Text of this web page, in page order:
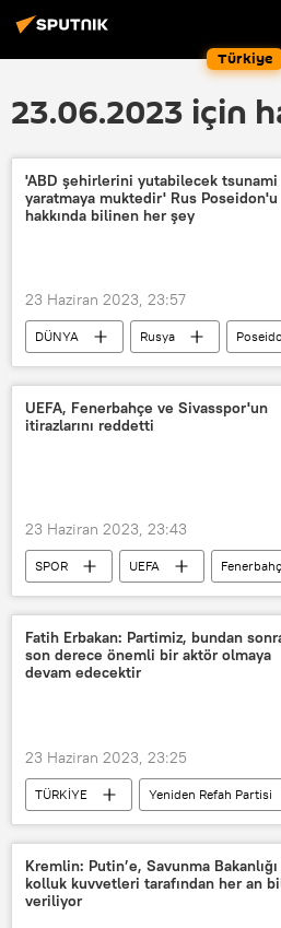
Türkiye
23.06.2023 için
'ABD şehirlerini yutabilecek tsunami
yaratmaya muktedir' Rus Poseidon'u
hakkında bilinen her şey
23 Haziran 2023, 23:57
DÜNYA Rusya
Poseidon insansız denizaltı aracı
Nükleer
Torpido
Project 09852 (Belgorod)
Tsunami
stratejik
Rusya Savunma Bakanlığı
kıyamet günü
Kıyamet Günü
UEFA, Fenerbahçe ve Sivasspor'un
itirazlarını reddetti
23 Haziran 2023, 23:43
SPOR UEFA
Sivasspor
Fatih Erbakan: Partimiz, bundan
son derece önemli bir aktör olmaya
devam edecektir
23 Haziran 2023, 23:25
TÜRKİYE
Yeniden Refah Partisi
Fatih Erbakan
Kremlin: Putin’e, Savunma
kolluk kuvvetleri tarafından her an
veriliyor